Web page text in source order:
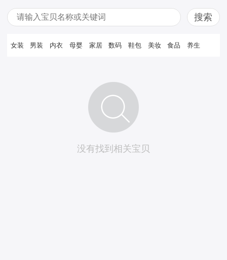
女装 男装 内衣 母婴 家居 数码 鞋包 美妆 食品 养生
没有找到相关宝贝